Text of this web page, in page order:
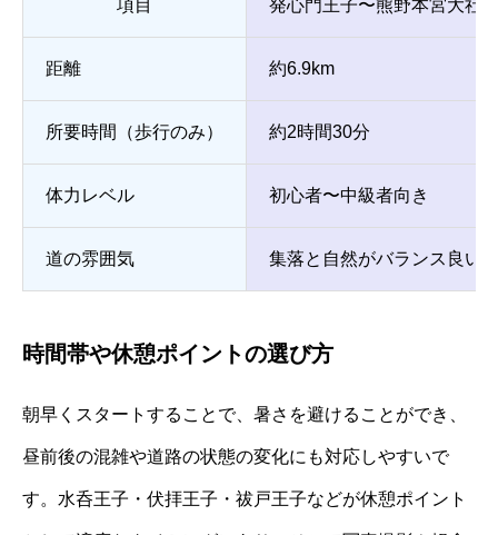
項目 発心門王子〜熊野本宮大社
距離 約6.9km
所要時間（歩行のみ） 約2時間30分
体力レベル 初心者〜中級者向き
道の雰囲気 集落と自然がバランス良い
時間帯や休憩ポイントの選び方
朝早くスタートすることで、暑さを避けることができ、
昼前後の混雑や道路の状態の変化にも対応しやすいで
す。水呑王子・伏拝王子・祓戸王子などが休憩ポイント